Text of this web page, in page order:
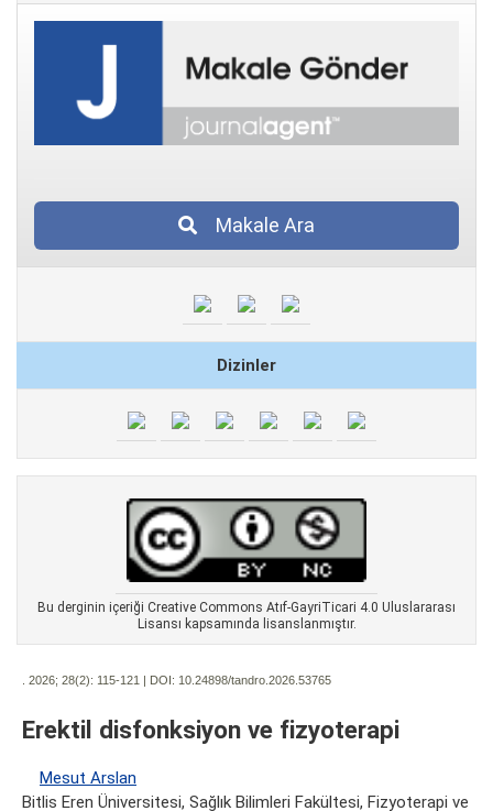
Makale Ara
Dizinler
Bu derginin içeriği Creative Commons Atıf-GayriTicari 4.0 Uluslararası
Lisansı kapsamında lisanslanmıştır.
. 2026; 28(2): 115-121 | DOI: 10.24898/tandro.2026.53765
Erektil disfonksiyon ve fizyoterapi
Mesut Arslan
Bitlis Eren Üniversitesi, Sağlık Bilimleri Fakültesi, Fizyoterapi ve